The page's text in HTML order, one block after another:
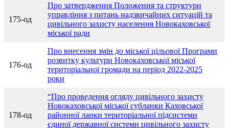
175-од
Про затвердження Положення та структури
управління з питань надзвичайних ситуацій та
цивільного захисту населення Новокаховської
міської ради
176-од
Про внесення змін до міської цільової Програми
розвитку культури Новокаховської міської
територіальної громади на період 2022-2025
роки
178-од
“Про проведення огляду цивільного захисту
Новокаховської міської субланки Каховської
районної ланки територіальної підсистеми
єдиної державної системи цивільного захисту